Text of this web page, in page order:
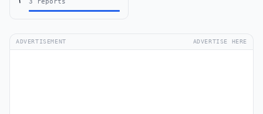
3 reports
ADVERTISEMENT ADVERTISE HERE